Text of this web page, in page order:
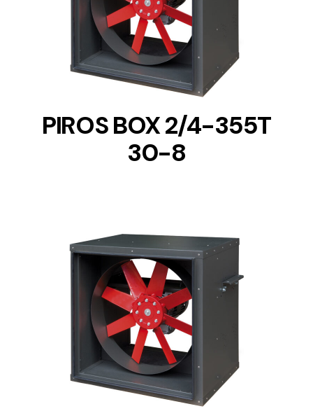
DETAILS
PIROS BOX 2/4-355T
30-8
DETAILS